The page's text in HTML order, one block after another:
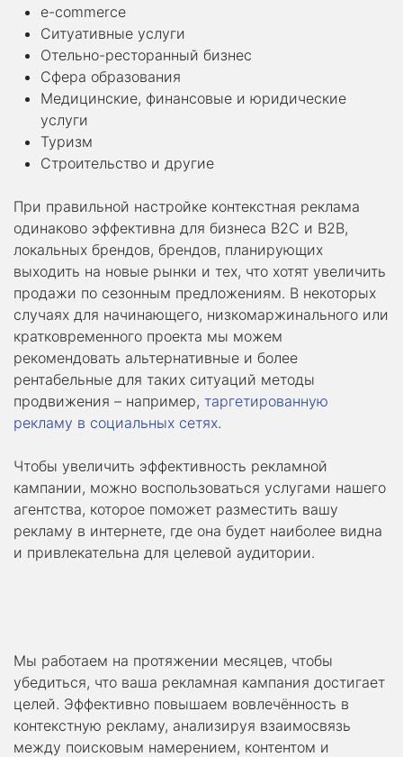
e-commerce
Ситуативные услуги
Отельно-ресторанный бизнес
Сфера образования
Медицинские, финансовые и юридические
услуги
Туризм
Строительство и другие
При правильной настройке контекстная реклама
одинаково эффективна для бизнеса В2С и В2В,
локальных брендов, брендов, планирующих
выходить на новые рынки и тех, что хотят увеличить
продажи по сезонным предложениям. В некоторых
случаях для начинающего, низкомаржинального или
кратковременного проекта мы можем
рекомендовать альтернативные и более
рентабельные для таких ситуаций методы
продвижения – например, таргетированную
рекламу в социальных сетях.
Чтобы увеличить эффективность рекламной
кампании, можно воспользоваться услугами нашего
агентства, которое поможет разместить вашу
рекламу в интернете, где она будет наиболее видна
и привлекательна для целевой аудитории.
Мы работаем на протяжении месяцев, чтобы
убедиться, что ваша рекламная кампания достигает
целей. Эффективно повышаем вовлечённость в
контекстную рекламу, анализируя взаимосвязь
между поисковым намерением, контентом и